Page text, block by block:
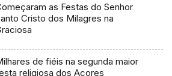
as Festas do Senhor
Cristo dos Milagres na
de fiéis na segunda maior
religiosa dos Açores